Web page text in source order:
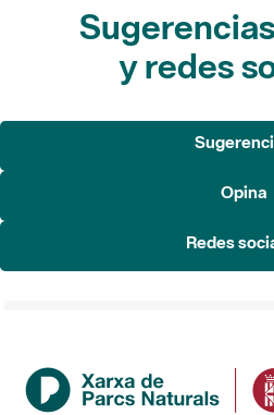
y redes
Opina
Redes